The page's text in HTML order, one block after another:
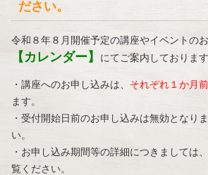
ださい。
令和８年８月開催予定の講座やイベントの
【カレンダー】 にてご案内しております
・講座へのお申し込みは、 それぞれ１か月
ます。
・受付開始日前のお申し込みは無効となり
い。
・お申し込み期間等の詳細につきましては
覧ください。